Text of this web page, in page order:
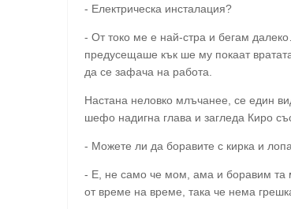
- Електрическа инсталация?
- От токо ме е най-стра и бегам
предусещаше кък ше му покаат
да се зафача на работа.
Настана неловко млъчанее, се един
шефо надигна глава и загледа Киро
- Можете ли да боравите с кирка и
- Е, не само че мом, ама и боравим та
от време на време, така че нема